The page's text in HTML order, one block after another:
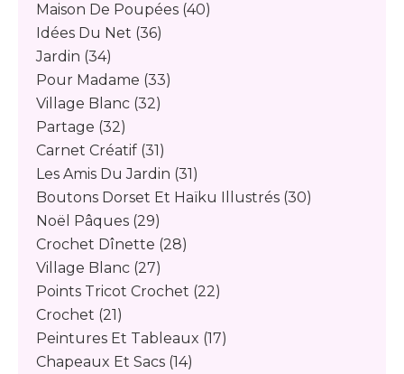
Maison De Poupées (40)
Idées Du Net (36)
Jardin (34)
Pour Madame (33)
Village Blanc (32)
Partage (32)
Carnet Créatif (31)
Les Amis Du Jardin (31)
Boutons Dorset Et Haïku Illustrés (30)
Noël Pâques (29)
Crochet Dînette (28)
Village Blanc (27)
Points Tricot Crochet (22)
Crochet (21)
Peintures Et Tableaux (17)
Chapeaux Et Sacs (14)